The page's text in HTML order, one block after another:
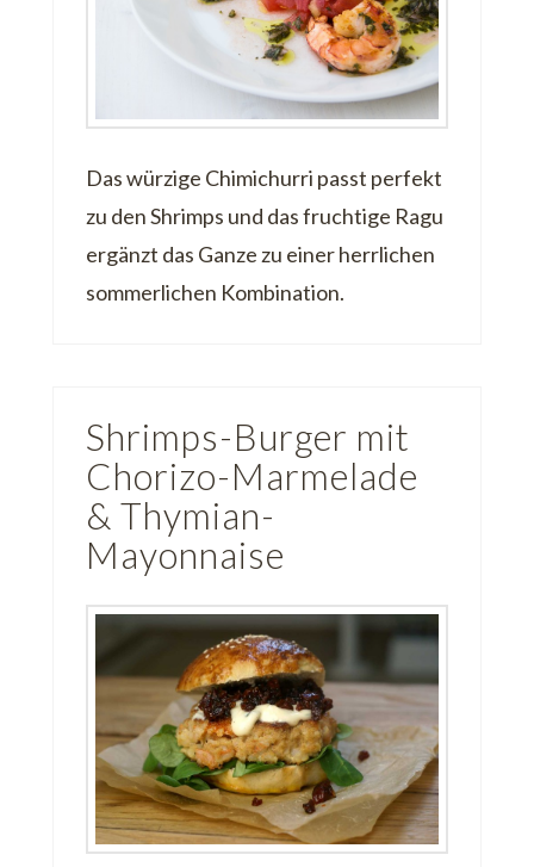
Das würzige Chimichurri passt perfekt
zu den Shrimps und das fruchtige Ragu
ergänzt das Ganze zu einer herrlichen
sommerlichen Kombination.
Shrimps-Burger mit
Chorizo-Marmelade
& Thymian-
Mayonnaise